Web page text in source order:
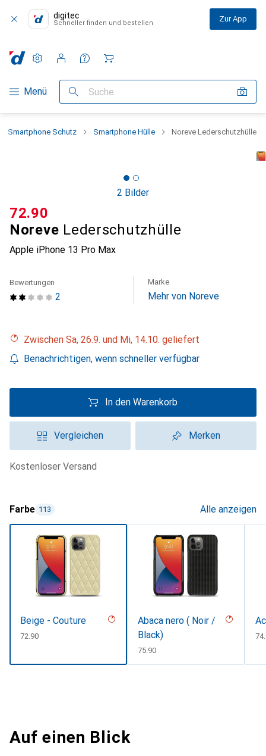
digitec
Schneller finden und bestellen Zur App
Navigation nach Kategorien
Menü Suche
Einstellungen
Kundenkonto
Vergleichslisten
Merklisten
Warenkorb
Smartphone Schutz Smartphone Hülle Noreve Lederschutzhülle
2 Bilder
Noreve Lederschutzhülle
Apple iPhone 13 Pro Max
CHF
72.90
2
Bewertungen Marke
Mehr von Noreve
Zwischen Sa, 26.9. und Mi, 14.10. geliefert
Benachrichtigen, wenn schneller verfügbar
In den Warenkorb
Vergleichen Merken
kostenloser Versand
Farbe 113 Alle anzeigen
Beige - Couture
CHF
72.90
Abaca nero ( Noir /
Black)
CHF
75.90
Auf einen Blick